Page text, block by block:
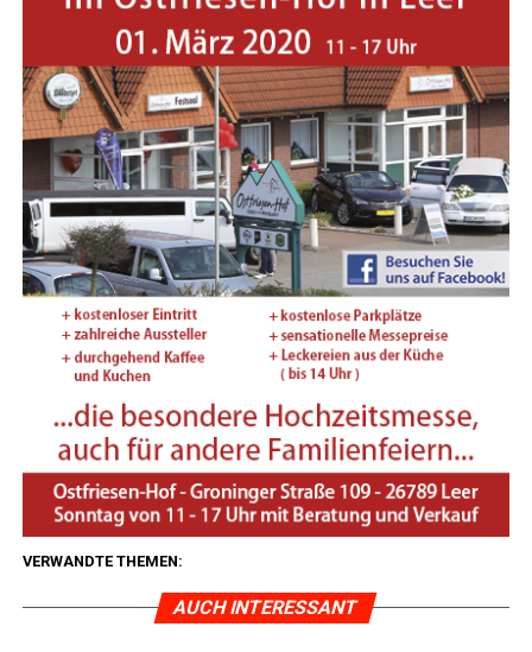
VERWANDTE THEMEN:
AUCH INTERESSANT